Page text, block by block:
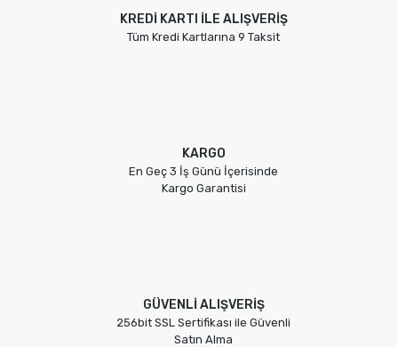
KREDİ KARTI İLE ALIŞVERİŞ
Tüm Kredi Kartlarına 9 Taksit
KARGO
En Geç 3 İş Günü İçerisinde
Kargo Garantisi
GÜVENLİ ALIŞVERİŞ
256bit SSL Sertifikası ile Güvenli
Satın Alma